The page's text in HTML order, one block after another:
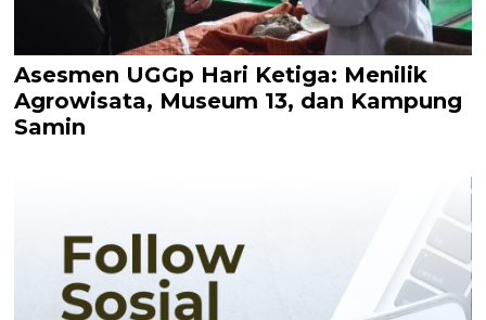
Asesmen UGGp Hari Ketiga: Menilik
Agrowisata, Museum 13, dan Kampung
Samin